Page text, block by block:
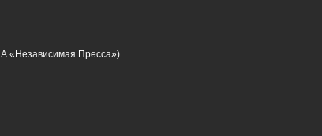
«Независимая Пресса»)